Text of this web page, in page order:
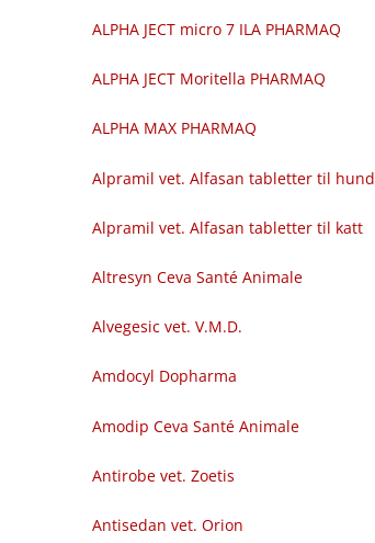
ALPHA JECT micro 7 ILA PHARMAQ
ALPHA JECT Moritella PHARMAQ
ALPHA MAX PHARMAQ
Alpramil vet. Alfasan tabletter til hund
Alpramil vet. Alfasan tabletter til katt
Altresyn Ceva Santé Animale
Alvegesic vet. V.M.D.
Amdocyl Dopharma
Amodip Ceva Santé Animale
Antirobe vet. Zoetis
Antisedan vet. Orion